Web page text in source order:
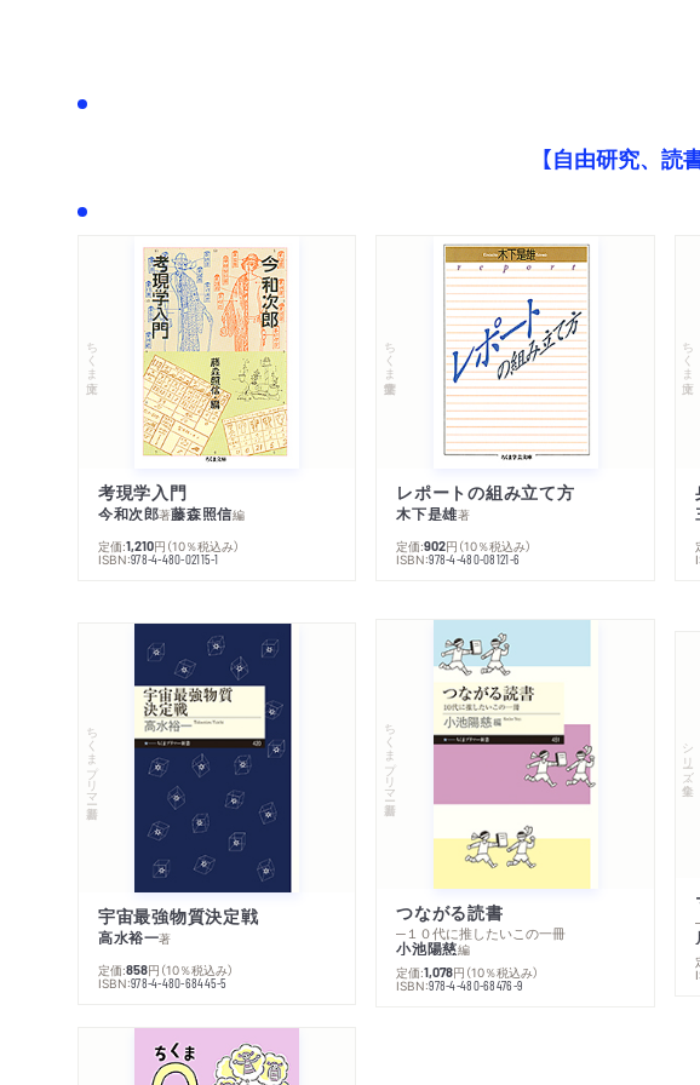
【自由研究、
ちくま文庫
考現学入門
今和次郎著藤森照信編
定価:1,210円 （10％税込み）
ISBN:978-4-480-02115-1
ちくま学芸文庫
レポートの組み立て方
木下是雄著
定価:902円 （10％税込み）
ISBN:978-4-480-08121-6
ちくま文庫
ちくまプリマー新書
宇宙最強物質決定戦
高水裕一著
定価:858円 （10％税込み）
ISBN:978-4-480-68445-5
ちくまプリマー新書
つながる読書
─１０代に推したいこの一冊
小池陽慈編
定価:1,078円 （10％税込み）
ISBN:978-4-480-68476-9
シリーズ・全集